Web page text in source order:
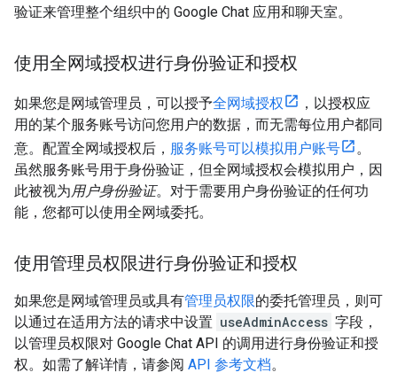
验证来管理整个组织中的 Google Chat 应用和聊天室。
使用全网域授权进行身份验证和授权
如果您是网域管理员，可以授予全网域授权
，以授权应
用的某个服务账号访问您用户的数据，而无需每位用户都同
意。配置全网域授权后， 服务账号可以模拟用户账号
。
虽然服务账号用于身份验证，但全网域授权会模拟用户，因
此被视为用户身份验证。对于需要用户身份验证的任何功
能，您都可以使用全网域委托。
使用管理员权限进行身份验证和授权
如果您是网域管理员或具有管理员权限的委托管理员，则可
以通过在适用方法的请求中设置 useAdminAccess 字段，
以管理员权限对 Google Chat API 的调用进行身份验证和授
权。如需了解详情，请参阅 API 参考文档。